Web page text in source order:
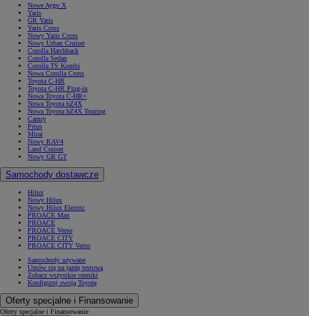
Nowe Aygo X
Yaris
GR Yaris
Yaris Cross
Nowy Yaris Cross
Nowy Urban Cruiser
Corolla Hatchback
Corolla Sedan
Corolla TS Kombi
Nowa Corolla Cross
Toyota C-HR
Toyota C-HR Plug-in
Nowa Toyota C-HR+
Nowa Toyota bZ4X
Nowa Toyota bZ4X Touring
Camry
Prius
Mirai
Nowy RAV4
Land Cruiser
Nowy GR GT
Samochody dostawcze
Hilux
Nowy Hilux
Nowy Hilux Electric
PROACE Max
PROACE
PROACE Verso
PROACE CITY
PROACE CITY Verso
Samochody używane
Umów się na jazdę testową
Zobacz wszystkie cenniki
Konfiguruj swoją Toyotę
Oferty specjalne i Finansowanie
Oferty specjalne i Finansowanie